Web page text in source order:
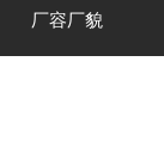
厂容厂貌